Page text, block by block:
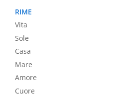
RIME
Vita
Sole
Casa
Mare
Amore
Cuore